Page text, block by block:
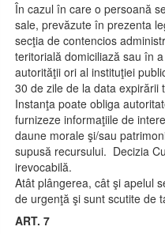
În cazul în care o persoană
sale, prevăzute în prezenta
secţia de contencios
teritorială domiciliază sau în
autorităţii ori al instituţiei
30 de zile de la data expirării
Instanţa poate obliga
furnizeze informaţiile de
daune morale şi/sau
supusă recursului. Decizia
irevocabilă.
Atât plângerea, cât şi apelul
de urgenţă şi sunt scutite de
ART. 7